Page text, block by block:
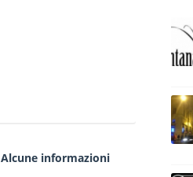
Alcune informazioni